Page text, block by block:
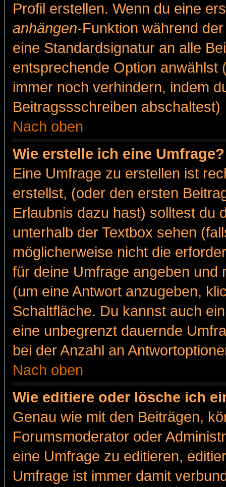
Profil erstellen. Wenn du eine
anhängen-Funktion während
eine Standardsignatur an alle
entsprechende Option anwählst
immer noch verhindern, indem
Beitragssschreiben abschaltest)
Nach oben
Wie erstelle ich eine Umfrage?
Eine Umfrage zu erstellen ist
erstellst, (oder den ersten
Erlaubnis dazu hast) solltest du
unterhalb der Textbox sehen
möglicherweise nicht die
für deine Umfrage angeben und
(um eine Antwort anzugeben,
Schaltfläche. Du kannst auch
eine unbegrenzt dauernde
bei der Anzahl an
Nach oben
Wie editiere oder lösche ich
Genau wie mit den Beiträgen,
Forumsmoderator oder
eine Umfrage zu editieren,
Umfrage ist immer damit